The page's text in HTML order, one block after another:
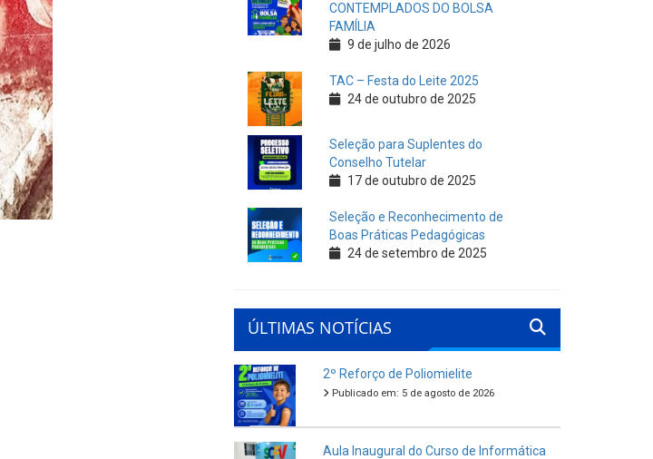
CONTEMPLADOS DO BOLSA
FAMÍLIA
9 de julho de 2026
TAC – Festa do Leite 2025
24 de outubro de 2025
Seleção para Suplentes do
Conselho Tutelar
17 de outubro de 2025
Seleção e Reconhecimento de
Boas Práticas Pedagógicas
24 de setembro de 2025
ÚLTIMAS NOTÍCIAS
2º Reforço de Poliomielite
Publicado em: 5 de agosto de 2026
Aula Inaugural do Curso de Informática